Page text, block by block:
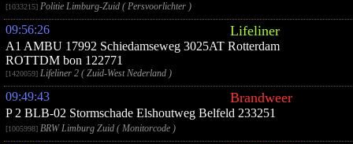
[1033215] Politie Limburg-Zuid ( Persvoorlichter )
09:56:26 Lifeliner
A1 AMBU 17992 Schiedamseweg 3025AT Rotterdam
ROTTDM bon 122771
[1420059] Lifeliner 2 ( Zuid-West Nederland )
09:49:43 Brandweer
P 2 BLB-02 Stormschade Elshoutweg Belfeld 233251
[1005998] BRW Limburg Zuid ( Monitorcode )